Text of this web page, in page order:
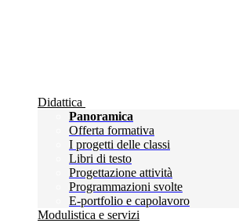
Didattica
Panoramica
Offerta formativa
I progetti delle classi
Libri di testo
Progettazione attività
Programmazioni svolte
E-portfolio e capolavoro
Modulistica e servizi